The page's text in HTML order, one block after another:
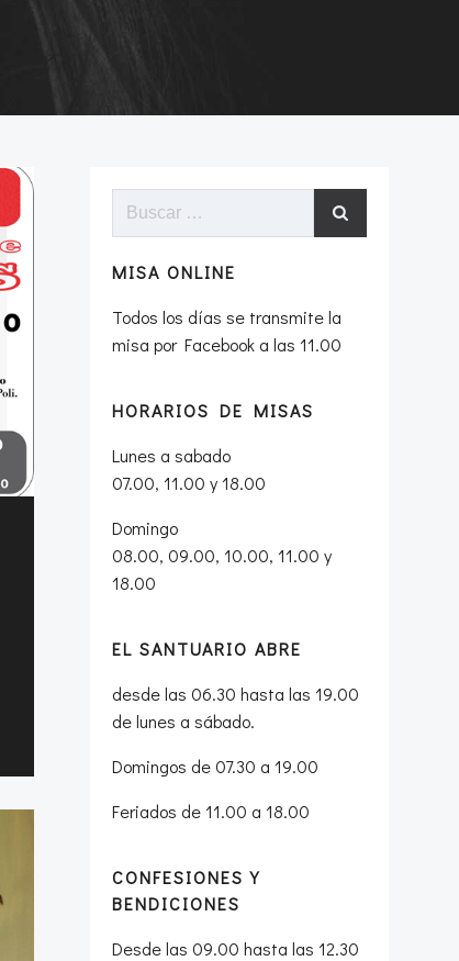
Buscar:
MISA ONLINE
Todos los días se transmite la
misa por Facebook a las 11.00
HORARIOS DE MISAS
Lunes a sabado
07.00, 11.00 y 18.00
Domingo
08.00, 09.00, 10.00, 11.00 y
18.00
EL SANTUARIO ABRE
desde las 06.30 hasta las 19.00
de lunes a sábado.
Domingos de 07.30 a 19.00
Feriados de 11.00 a 18.00
CONFESIONES Y
BENDICIONES
Desde las 09.00 hasta las 12.30